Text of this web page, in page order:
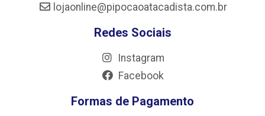
lojaonline@pipocaoatacadista.com.br
Redes Sociais
Instagram
Facebook
Formas de Pagamento